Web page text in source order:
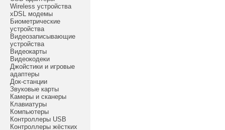
Wireless устройства
xDSL модемы
Биометрические
устройства
Видеозаписывающие
устройства
Видеокарты
Видеокодеки
Джойстики и игровые
адаптеры
Док-станции
Звуковые карты
Камеры и сканеры
Клавиатуры
Компьютеры
Контроллеры USB
Контроллеры жёстких